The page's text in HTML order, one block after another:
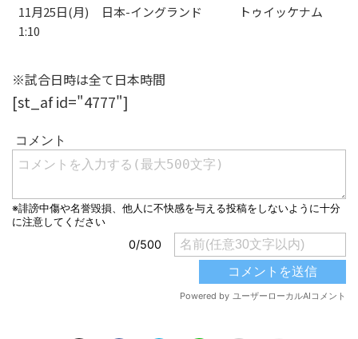
11月25日(月)
1:10
日本-イングランド トゥイッケナム
※試合日時は全て日本時間
[st_af id="4777"]